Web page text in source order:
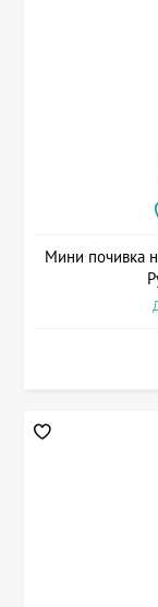
Мини почивка